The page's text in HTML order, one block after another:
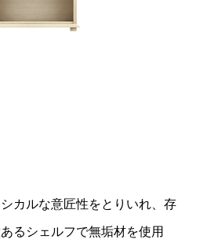
カルな意匠性をとりいれ、存
るシェルフで無垢材を使用